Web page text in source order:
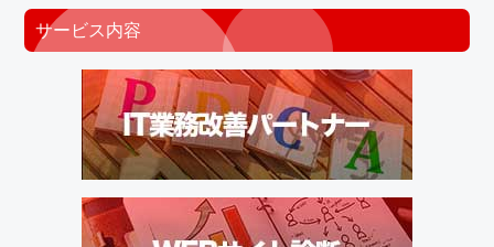
サービス内容